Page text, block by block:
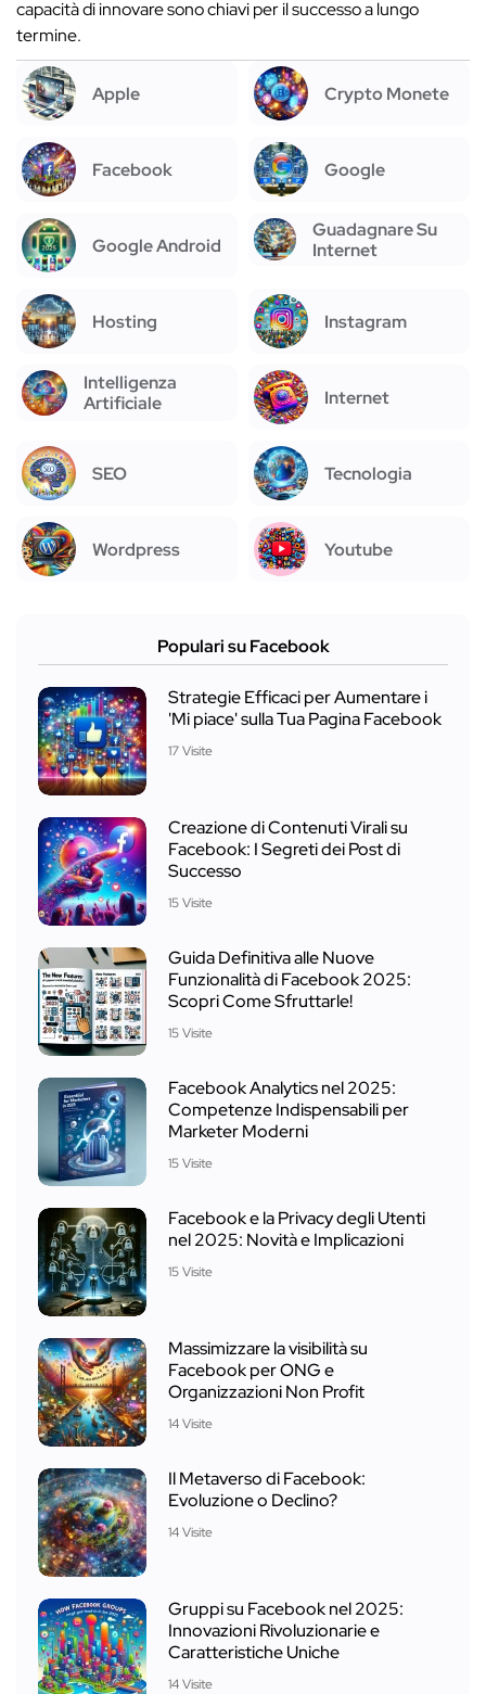
capacità di innovare sono chiavi per il successo a lungo
termine.
Apple Crypto Monete
Facebook Google
Google Android
Guadagnare Su
Internet
Hosting Instagram
Intelligenza
Artificiale
Internet
SEO Tecnologia
Wordpress Youtube
Populari su Facebook
Strategie Efficaci per Aumentare i
'Mi piace' sulla Tua Pagina Facebook
17 Visite
Creazione di Contenuti Virali su
Facebook: I Segreti dei Post di
Successo
15 Visite
Guida Definitiva alle Nuove
Funzionalità di Facebook 2025:
Scopri Come Sfruttarle!
15 Visite
Facebook Analytics nel 2025:
Competenze Indispensabili per
Marketer Moderni
15 Visite
Facebook e la Privacy degli Utenti
nel 2025: Novità e Implicazioni
15 Visite
Massimizzare la visibilità su
Facebook per ONG e
Organizzazioni Non Profit
14 Visite
Il Metaverso di Facebook:
Evoluzione o Declino?
14 Visite
Gruppi su Facebook nel 2025:
Innovazioni Rivoluzionarie e
Caratteristiche Uniche
14 Visite